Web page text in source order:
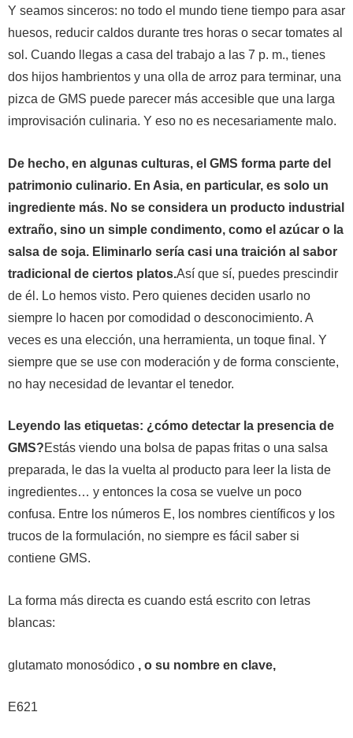
Y seamos sinceros: no todo el mundo tiene tiempo para asar
huesos, reducir caldos durante tres horas o secar tomates al
sol. Cuando llegas a casa del trabajo a las 7 p. m., tienes
dos hijos hambrientos y una olla de arroz para terminar, una
pizca de GMS puede parecer más accesible que una larga
improvisación culinaria. Y eso no es necesariamente malo.
De hecho, en algunas culturas, el GMS forma parte del
patrimonio culinario. En Asia, en particular, es solo un
ingrediente más. No se considera un producto industrial
extraño, sino un simple condimento, como el azúcar o la
salsa de soja. Eliminarlo sería casi una traición al sabor
tradicional de ciertos platos.Así que sí, puedes prescindir
de él. Lo hemos visto. Pero quienes deciden usarlo no
siempre lo hacen por comodidad o desconocimiento. A
veces es una elección, una herramienta, un toque final. Y
siempre que se use con moderación y de forma consciente,
no hay necesidad de levantar el tenedor.
Leyendo las etiquetas: ¿cómo detectar la presencia de
GMS?Estás viendo una bolsa de papas fritas o una salsa
preparada, le das la vuelta al producto para leer la lista de
ingredientes… y entonces la cosa se vuelve un poco
confusa. Entre los números E, los nombres científicos y los
trucos de la formulación, no siempre es fácil saber si
contiene GMS.
La forma más directa es cuando está escrito con letras
blancas:
glutamato monosódico , o su nombre en clave,
E621